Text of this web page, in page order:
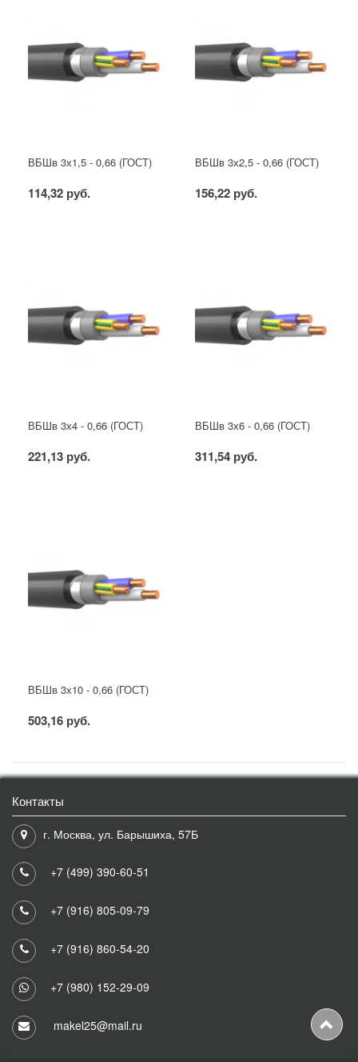
ВБШв 3х1,5 - 0,66 (ГОСТ)
114,32 руб.
ВБШв 3х2,5 - 0,66 (ГОСТ)
156,22 руб.
ВБШв 3х4 - 0,66 (ГОСТ)
221,13 руб.
ВБШв 3х6 - 0,66 (ГОСТ)
311,54 руб.
ВБШв 3х10 - 0,66 (ГОСТ)
503,16 руб.
Контакты
г. Москва, ул. Барышиха, 57Б
+7 (499) 390-60-51
+7 (916) 805-09-79
+7 (916) 860-54-20
+7 (980) 152-29-09
makel25@mail.ru